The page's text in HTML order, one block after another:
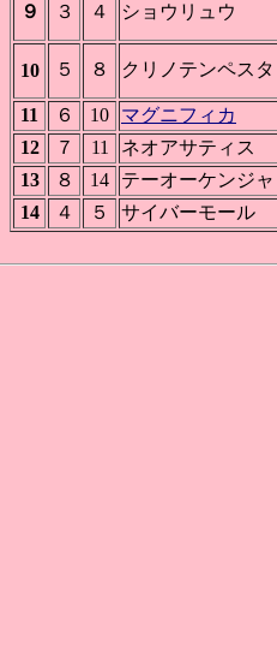
９ ３ ４ ショウリュウ
10 ５ ８ クリノテンペスタ
11 ６ 10
マグニフィカ
12
７ 11
ネオアサティス
13
８ 14
テーオーケンジャ
14
４ ５ サイバーモール